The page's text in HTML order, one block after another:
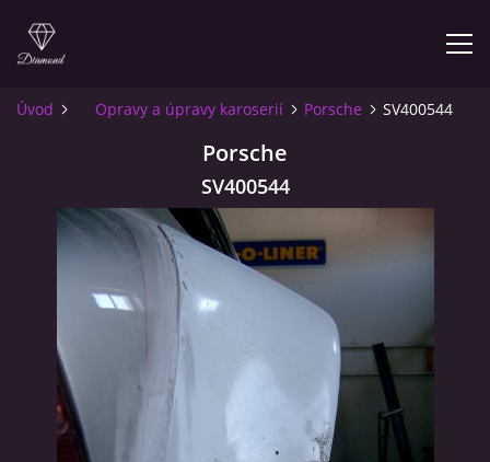
INFO PRO ZÁKAZNÍKY
© 2026 eStránky.cz
Úvod Opravy a úpravy karoserií Porsche SV400544
Porsche
SV400544